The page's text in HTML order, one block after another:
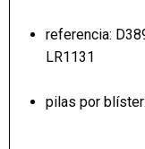
referencia:
LR1131
pilas por